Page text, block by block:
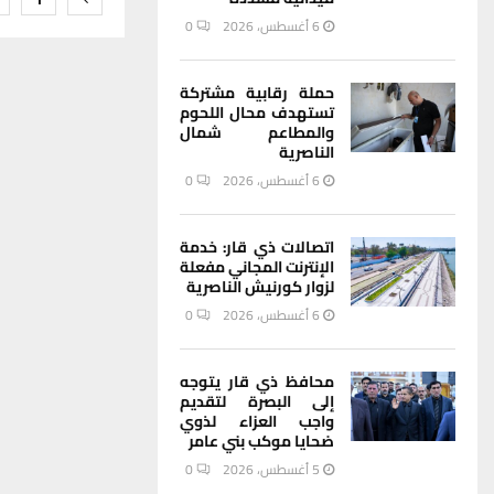
6 أغسطس، 2026 0
حملة رقابية مشتركة
تستهدف محال اللحوم
والمطاعم شمال
الناصرية
6 أغسطس، 2026 0
اتصالات ذي قار: خدمة
الإنترنت المجاني مفعلة
لزوار كورنيش الناصرية
6 أغسطس، 2026 0
محافظ ذي قار يتوجه
إلى البصرة لتقديم
واجب العزاء لذوي
ضحايا موكب بني عامر
5 أغسطس، 2026 0